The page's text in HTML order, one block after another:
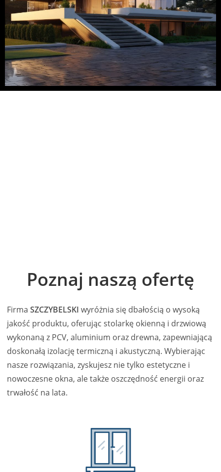
Poznaj naszą ofertę
Firma SZCZYBELSKI wyróżnia się dbałością o wysoką
jakość produktu, oferując stolarkę okienną i drzwiową
wykonaną z PCV, aluminium oraz drewna, zapewniającą
doskonałą izolację termiczną i akustyczną. Wybierając
nasze rozwiązania, zyskujesz nie tylko estetyczne i
nowoczesne okna, ale także oszczędność energii oraz
trwałość na lata.